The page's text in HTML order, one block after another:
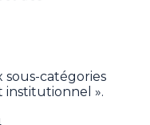
sous-catégories
institutionnel ».